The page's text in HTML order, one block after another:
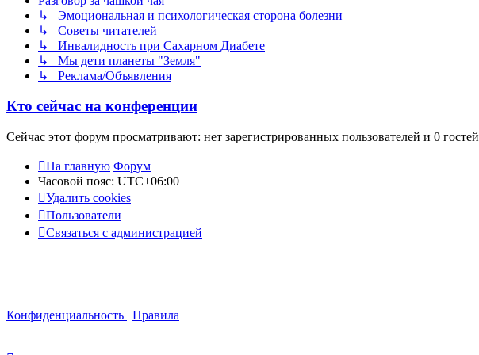
↳ Эмоциональная и психологическая сторона болезни
↳ Советы читателей
↳ Инвалидность при Сахарном Диабете
↳ Мы дети планеты "Земля"
↳ Реклама/Объявления
Кто сейчас на конференции
Сейчас этот форум просматривают: нет зарегистрированных пользователей и 0 гостей
На главную Форум
Часовой пояс: UTC+06:00
Удалить cookies
Пользователи
Связаться с администрацией
Конфиденциальность | Правила